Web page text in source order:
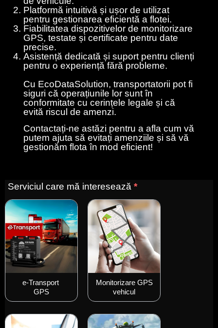
Platformă intuitivă și ușor de utilizat
pentru gestionarea eficientă a flotei.
Fiabilitatea dispozitivelor de monitorizare
GPS, testate și certificate pentru date
precise.
Asistență dedicată și suport pentru clienți
pentru o experiență fără probleme.
Cu EcoDataSolution, transportatorii pot fi
siguri că operațiunile lor sunt în
conformitate cu cerințele legale și că
evită riscul de amenzi.
Contactați-ne astăzi pentru a afla cum vă
putem ajuta să evitați amenziile și să vă
gestionăm flota în mod eficient!
Contactați-
Serviciul care mă interesează *
e-Transport
GPS
Monitorizare GPS
vehicul